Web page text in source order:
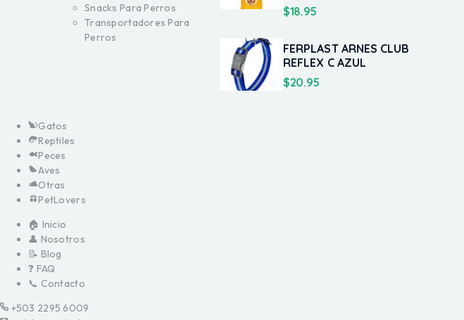
Snacks Para Perros
Transportadores Para
Perros
$18.95
FERPLAST ARNES CLUB
REFLEX C AZUL
$20.95
Gatos
Reptiles
Peces
Aves
Otras
PetLovers
🏠 Inicio
👤 Nosotros
📝 Blog
❓ FAQ
📞 Contacto
+503 2295 6009